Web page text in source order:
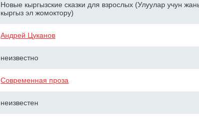
Новые кыргызские сказки для взрослых (Улуулар учун
кыргыз эл жомоктору)
Андрей Цуканов
неизвестно
Современная проза
неизвестен